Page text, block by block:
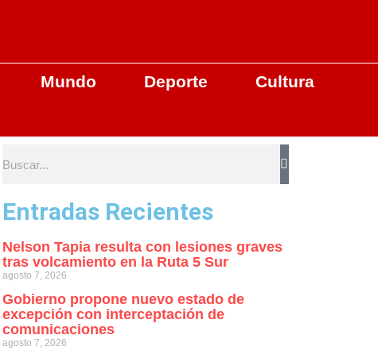
Mundo Deporte
Cultura
Entradas Recientes
Nelson Tapia resulta con lesiones graves
tras volcamiento en la Ruta 5 Sur
agosto 7, 2026
Gobierno propone nuevo estado de
excepción con interceptación de
comunicaciones
agosto 7, 2026